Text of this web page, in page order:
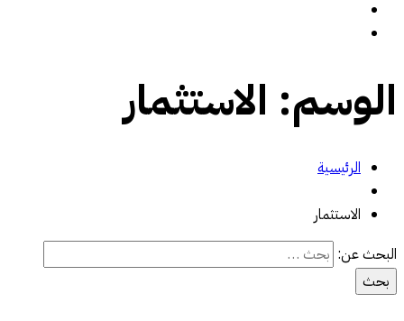
الوسم: الاستثمار
الرئيسية
الاستثمار
البحث عن: